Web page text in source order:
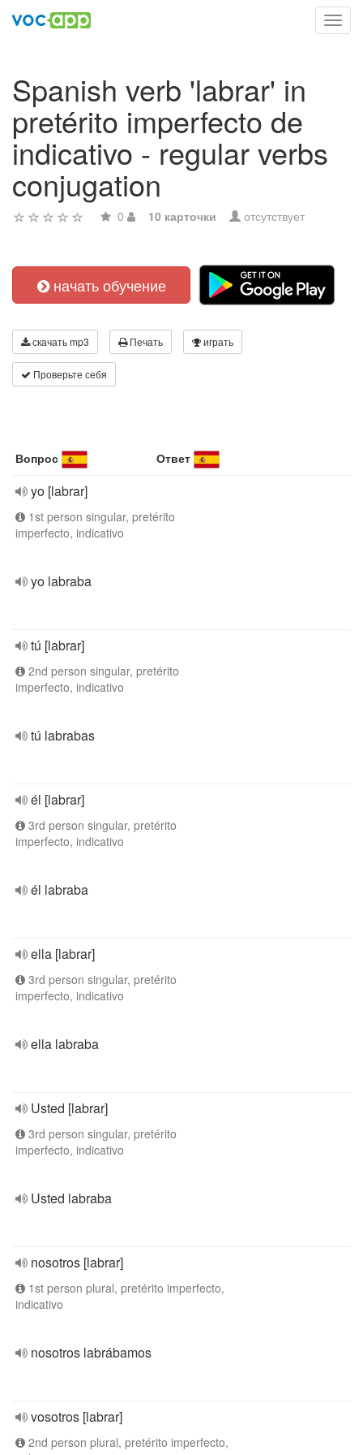
Spanish verb 'labrar' in
pretérito imperfecto de
indicativo - regular verbs
conjugation
0 10 карточки отсутствует
начать обучение
скачать mp3 Печать играть
Проверьте себя
Вопрос Ответ
yo [labrar]
1st person singular, pretérito
imperfecto, indicativo
yo labraba
tú [labrar]
2nd person singular, pretérito
imperfecto, indicativo
tú labrabas
él [labrar]
3rd person singular, pretérito
imperfecto, indicativo
él labraba
ella [labrar]
3rd person singular, pretérito
imperfecto, indicativo
ella labraba
Usted [labrar]
3rd person singular, pretérito
imperfecto, indicativo
Usted labraba
nosotros [labrar]
1st person plural, pretérito imperfecto,
indicativo
nosotros labrábamos
vosotros [labrar]
2nd person plural, pretérito imperfecto,